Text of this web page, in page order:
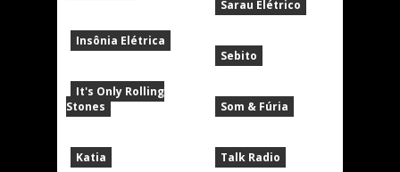
Insônia Elétrica
It's Only Rolling
Stones
Katia
Sarau Elétrico
Sebito
Som & Fúria
Talk Radio